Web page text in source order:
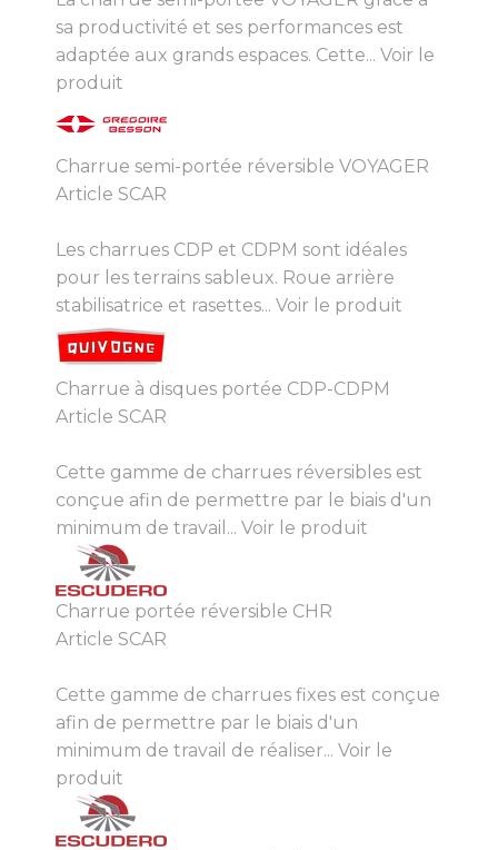
sa productivité et ses performances est
adaptée aux grands espaces. Cette... Voir le
produit
Charrue semi-portée réversible VOYAGER
Article SCAR
Les charrues CDP et CDPM sont idéales
pour les terrains sableux. Roue arrière
stabilisatrice et rasettes... Voir le produit
Charrue à disques portée CDP-CDPM
Article SCAR
Cette gamme de charrues réversibles est
conçue afin de permettre par le biais d'un
minimum de travail... Voir le produit
Charrue portée réversible CHR
Article SCAR
Cette gamme de charrues fixes est conçue
afin de permettre par le biais d'un
minimum de travail de réaliser... Voir le
produit